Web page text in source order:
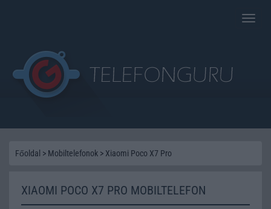
Toggle
Főoldal > Mobiltelefonok > Xiaomi Poco X7 Pro
XIAOMI POCO X7 PRO MOBILTELEFON